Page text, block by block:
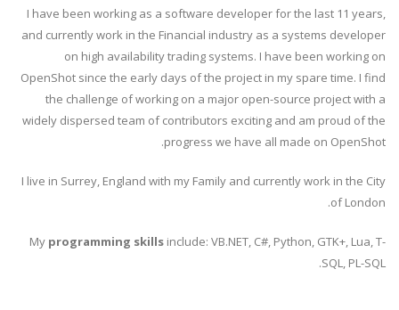
I have been working as a software developer for the last 11 years,
and currently work in the Financial industry as a systems developer
on high availability trading systems. I have been working on
OpenShot since the early days of the project in my spare time. I find
the challenge of working on a major open-source project with a
widely dispersed team of contributors exciting and am proud of the
progress we have all made on OpenShot.
I live in Surrey, England with my Family and currently work in the City
of London.
My programming skills include: VB.NET, C#, Python, GTK+, Lua, T-
SQL, PL-SQL.